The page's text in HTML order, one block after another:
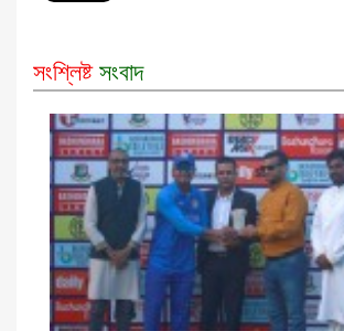
সংশ্লিষ্ট সংবাদ